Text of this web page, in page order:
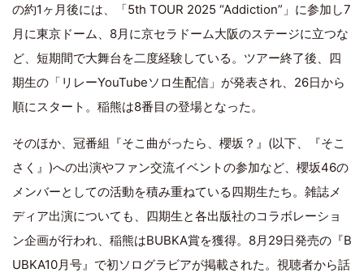
の約1ヶ月後には、「5th TOUR 2025 “Addiction”」に参加し7
月に東京ドーム、8月に京セラドーム大阪のステージに立つな
ど、短期間で大舞台を二度経験している。ツアー終了後、四
期生の「リレーYouTubeソロ生配信」が発表され、26日から
順にスタート。稲熊は8番目の登場となった。
そのほか、冠番組『そこ曲がったら、櫻坂？』(以下、『そこ
さく』)への出演やファン交流イベントの参加など、櫻坂46の
メンバーとしての活動を積み重ねている四期生たち。雑誌メ
ディア出演についても、四期生と各出版社のコラボレーショ
ン企画が行われ、稲熊はBUBKA賞を獲得。8月29日発売の『B
UBKA10月号』で初ソログラビアが掲載された。視聴者から話